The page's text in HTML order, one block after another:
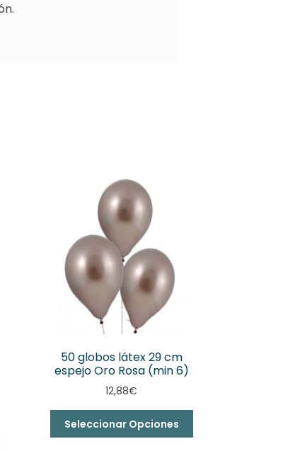
50 globos látex 29 cm
espejo Oro Rosa (min 6)
12,88€
Seleccionar Opciones